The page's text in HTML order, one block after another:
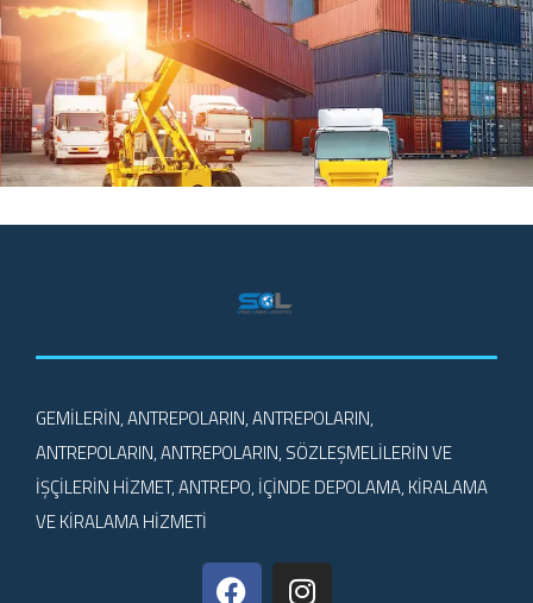
GEMILERIN, ANTREPOLARIN, ANTREPOLARIN,
ANTREPOLARIN, ANTREPOLARIN, SÖZLEŞMELILERIN VE
IŞÇILERIN HIZMET, ANTREPO, IÇINDE DEPOLAMA, KIRALAMA
VE KIRALAMA HIZMETI